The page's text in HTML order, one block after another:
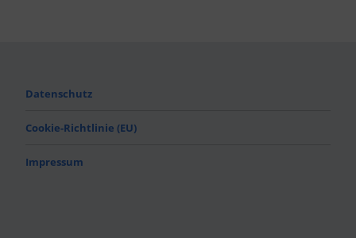
Datenschutz
Cookie-Richtlinie (EU)
Impressum